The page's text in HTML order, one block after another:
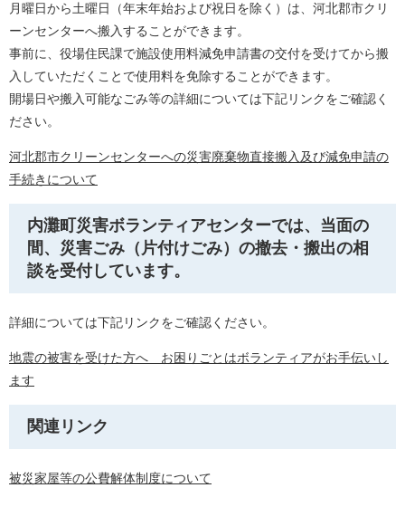
月曜日から土曜日（年末年始および祝日を除く）は、 ​河北郡市クリ
ーンセンターへ搬入することができます。
事前に、役場住民課で施設使用料減免申請書の交付を受けてから搬
入していただくことで使用料を免除することができます。
開場日や搬入可能なごみ等の詳細については下記リンクをご確認く
ださい。
河北郡市クリーンセンターへの災害廃棄物直接搬入及び減免申請の
手続きについて
内灘町災害ボランティアセンターでは、当面の
間、災害ごみ（片付けごみ）の撤去・搬出の相
談を受付しています。
詳細については下記リンクをご確認ください。
地震の被害を受けた方へ お困りごとはボランティアがお手伝いし
ます
関連リンク
被災家屋等の公費解体制度について